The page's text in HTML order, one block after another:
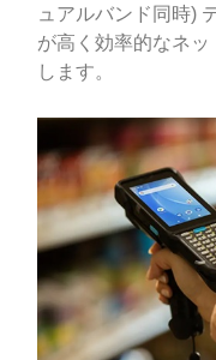
ュアルバンド同時)
が高く効率的なネ
します。